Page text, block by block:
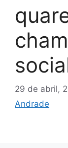
29 de abril,
Andrade